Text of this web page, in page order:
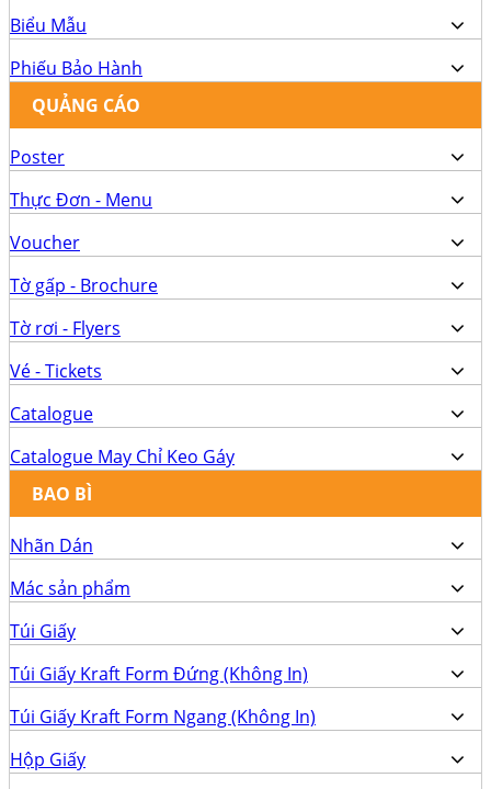
Biểu Mẫu
Phiếu Bảo Hành
QUẢNG CÁO
Poster
Thực Đơn - Menu
Voucher
Tờ gấp - Brochure
Tờ rơi - Flyers
Vé - Tickets
Catalogue
Catalogue May Chỉ Keo Gáy
BAO BÌ
Nhãn Dán
Mác sản phẩm
Túi Giấy
Túi Giấy Kraft Form Đứng (Không In)
Túi Giấy Kraft Form Ngang (Không In)
Hộp Giấy